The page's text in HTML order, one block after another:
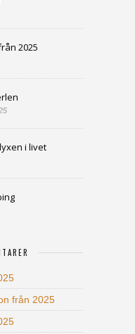
2025
i livet
från 2025